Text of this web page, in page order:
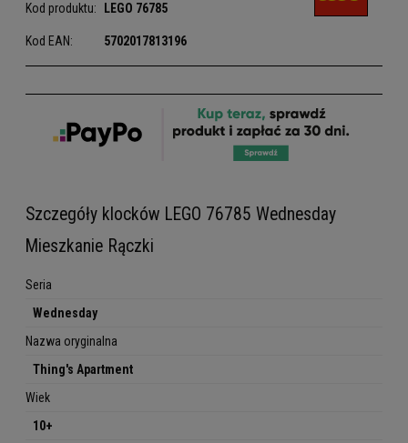
Kod produktu: LEGO 76785
Kod EAN: 5702017813196
Szczegóły klocków LEGO 76785 Wednesday
Mieszkanie Rączki
Seria
Wednesday
Nazwa oryginalna
Thing's Apartment
Wiek
10+